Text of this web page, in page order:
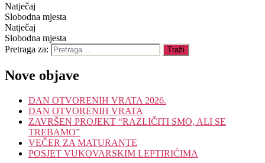
Natječaj
Slobodna mjesta
Natječaj
Slobodna mjesta
Pretraga za:
Nove objave
DAN OTVORENIH VRATA 2026.
DAN OTVORENIH VRATA
ZAVRŠEN PROJEKT “RAZLIČITI SMO, ALI SE
TREBAMO”
VEČER ZA MATURANTE
POSJET VUKOVARSKIM LEPTIRIĆIMA